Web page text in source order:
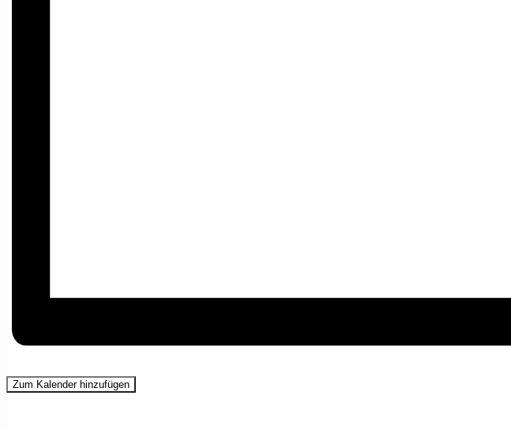
Zum Kalender hinzufügen